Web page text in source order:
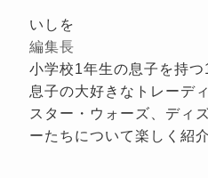
いしを
編集長
小学校1年生の息子を持つ
息子の大好きなトレーデ
スター・ウォーズ、ディ
ーたちについて楽しく紹